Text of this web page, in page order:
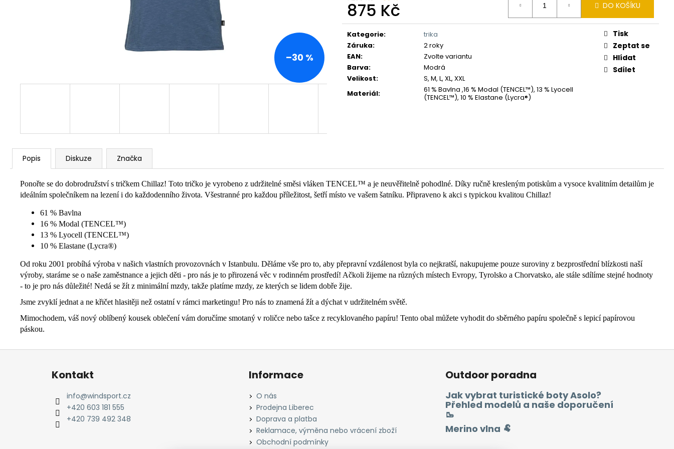
875 Kč
Měrná
cena:
DO KOŠÍKU
Kategorie:
trika
Záruka:
2 roky
EAN:
Zvolte variantu
Barva:
Modrá
Velikost:
S, M, L, XL, XXL
Materiál:
61 % Bavlna ,16 % Modal (TENCEL™), 13 % Lyocell
(TENCEL™), 10 % Elastane (Lycra®)
Tisk
Zeptat se
Hlídat
Sdílet
–30 %
Popis Diskuze Značka
Ponořte se do dobrodružství s tričkem Chillaz! Toto tričko je vyrobeno z udržitelné směsi vláken TENCEL™ a je neuvěřitelně pohodlné. Díky ručně kresleným potiskům a vysoce kvalitním detailům je
ideálním společníkem na lezení i do každodenního života. Všestranné pro každou příležitost, šetří místo ve vašem šatníku. Připraveno k akci s typickou kvalitou Chillaz!
61 % Bavlna
16 % Modal (TENCEL™)
13 % Lyocell (TENCEL™)
10 % Elastane (Lycra®)
Od roku 2001 probíhá výroba v našich vlastních provozovnách v Istanbulu. Děláme vše pro to, aby přepravní vzdálenost byla co nejkratší, nakupujeme pouze suroviny z bezprostřední blízkosti naší
výroby, staráme se o naše zaměstnance a jejich děti - pro nás je to přirozená věc v rodinném prostředí! Ačkoli žijeme na různých místech Evropy, Tyrolsko a Chorvatsko, ale stále sdílíme stejné hodnoty
- to je pro nás důležité! Nedá se žít z minimální mzdy, takže platíme mzdy, ze kterých se lidem dobře žije.
Jsme zvyklí jednat a ne křičet hlasitěji než ostatní v rámci marketingu! Pro nás to znamená žít a dýchat v udržitelném světě.
Mimochodem, váš nový oblíbený kousek oblečení vám doručíme smotaný v roličce nebo tašce z recyklovaného papíru! Tento obal můžete vyhodit do sběrného papíru společně s lepicí papírovou
páskou.
Z
Kontakt
info@windsport.cz
+420 603 181 555
+420 739 492 348
Informace
O nás
Prodejna Liberec
Doprava a platba
Reklamace, výměna nebo vrácení zboží
Obchodní podmínky
Outdoor poradna
Jak vybrat turistické boty Asolo?
Přehled modelů a naše doporučení
🥾
Merino vlna 🐏